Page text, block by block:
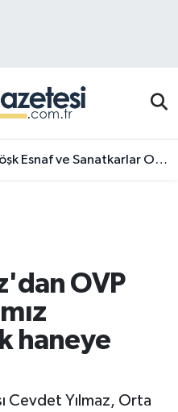
ve Sanatkarlar Odası’ndan ziyaret
OVP
haneye
Cevdet Yılmaz, Orta
Haritası
ve Fikstür